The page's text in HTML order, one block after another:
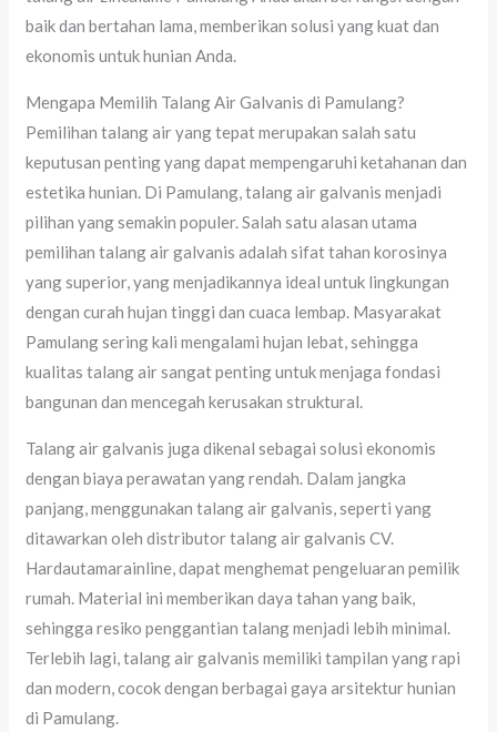
baik dan bertahan lama, memberikan solusi yang kuat dan
ekonomis untuk hunian Anda.
Mengapa Memilih Talang Air Galvanis di Pamulang?
Pemilihan talang air yang tepat merupakan salah satu
keputusan penting yang dapat mempengaruhi ketahanan dan
estetika hunian. Di Pamulang, talang air galvanis menjadi
pilihan yang semakin populer. Salah satu alasan utama
pemilihan talang air galvanis adalah sifat tahan korosinya
yang superior, yang menjadikannya ideal untuk lingkungan
dengan curah hujan tinggi dan cuaca lembap. Masyarakat
Pamulang sering kali mengalami hujan lebat, sehingga
kualitas talang air sangat penting untuk menjaga fondasi
bangunan dan mencegah kerusakan struktural.
Talang air galvanis juga dikenal sebagai solusi ekonomis
dengan biaya perawatan yang rendah. Dalam jangka
panjang, menggunakan talang air galvanis, seperti yang
ditawarkan oleh distributor talang air galvanis CV.
Hardautamarainline, dapat menghemat pengeluaran pemilik
rumah. Material ini memberikan daya tahan yang baik,
sehingga resiko penggantian talang menjadi lebih minimal.
Terlebih lagi, talang air galvanis memiliki tampilan yang rapi
dan modern, cocok dengan berbagai gaya arsitektur hunian
di Pamulang.